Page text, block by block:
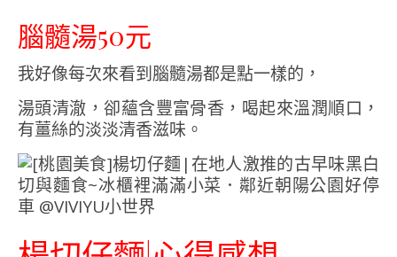
腦髓湯50元
我好像每次來看到腦髓湯都是點一樣的，
湯頭清澈，卻蘊含豐富骨香，喝起來溫潤順口，
有薑絲的淡淡清香滋味。